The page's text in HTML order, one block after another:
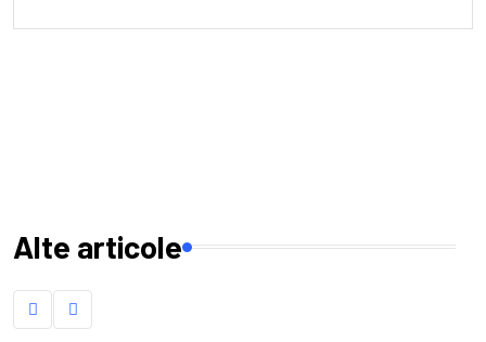
Alte articole